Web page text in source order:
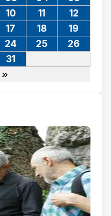
10 11
12
17 18
19
24 25
26
31